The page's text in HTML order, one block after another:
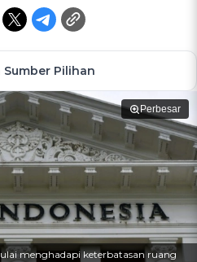
Sumber Pilihan
Perbesar
menghadapi keterbatasan ruang